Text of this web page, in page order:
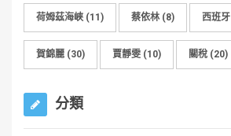
荷姆茲海峽 (11) 蔡依林 (8) 西班牙
賀錦麗 (30) 賈靜雯 (10) 關稅 (20)
分類